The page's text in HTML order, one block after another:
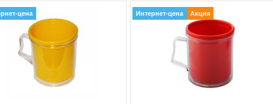
цена Акция
Интернет-цена